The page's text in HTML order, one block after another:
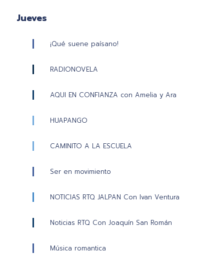
Jueves
¡Qué suene paísano!
RADIONOVELA
AQUI EN CONFIANZA con Amelia y Ara
HUAPANGO
CAMINITO A LA ESCUELA
Ser en movimiento
NOTICIAS RTQ JALPAN Con Ivan Ventura
Noticias RTQ Con Joaquín San Román
Música romantica